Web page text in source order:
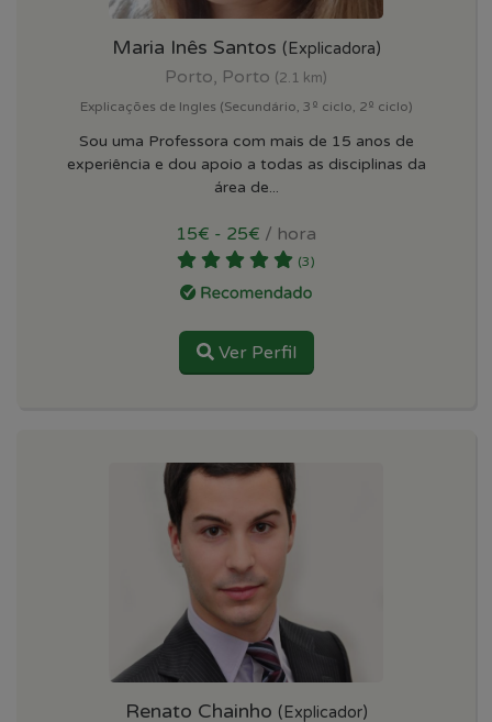
Maria Inês Santos (Explicadora)
Porto, Porto (2.1 km)
Explicações de Ingles (Secundário, 3º ciclo, 2º ciclo)
Sou uma Professora com mais de 15 anos de
experiência e dou apoio a todas as disciplinas da
área de...
15€ - 25€ / hora
(3)
Ver Perfil
Renato Chainho (Explicador)